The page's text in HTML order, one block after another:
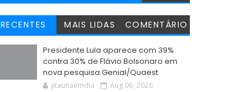
RECENTES MAIS LIDAS COMENTÁRIO
Presidente Lula aparece com 39%
contra 30% de Flávio Bolsonaro em
nova pesquisa Genial/Quaest
jitaunaemdia Aug 06, 2026